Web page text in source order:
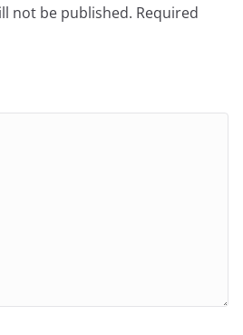
not be published. Required